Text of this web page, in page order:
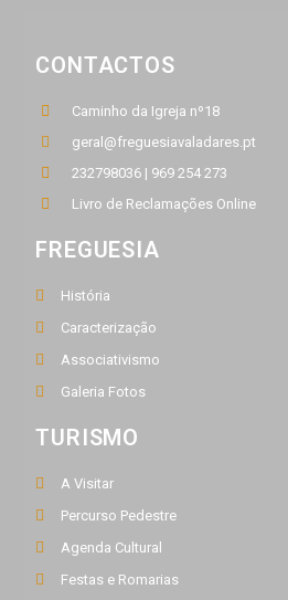
CONTACTOS
Caminho da Igreja nº18
geral@freguesiavaladares.pt
232798036 | 969 254 273
Livro de Reclamações Online
FREGUESIA
História
Caracterização
Associativismo
Galeria Fotos
TURISMO
A Visitar
Percurso Pedestre
Agenda Cultural
Festas e Romarias